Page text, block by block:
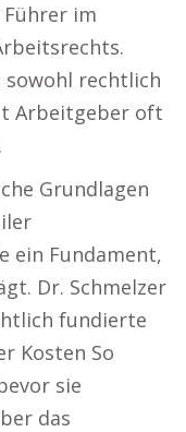
Führer im
sowohl rechtlich
Arbeitgeber oft
Grundlagen
ein Fundament,
Dr. Schmelzer
fundierte
Kosten So
sie
das